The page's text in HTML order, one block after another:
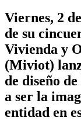
Viernes, 2
de su
Vivienda y
(Miviot)
de diseño
a ser la
entidad en